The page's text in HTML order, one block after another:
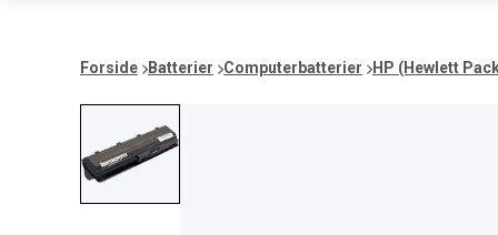
Forside Batterier Computerbatterier HP (Hewlett